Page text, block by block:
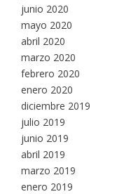
junio 2020
mayo 2020
abril 2020
marzo 2020
febrero 2020
enero 2020
diciembre 2019
julio 2019
junio 2019
abril 2019
marzo 2019
enero 2019